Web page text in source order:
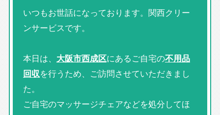
いつもお世話になっております。関西クリー
ンサービスです。
本日は、 大阪市西成区にあるご自宅の不用品
回収を行うため、ご訪問させていただきまし
た。
ご自宅のマッサージチェアなどを処分してほ